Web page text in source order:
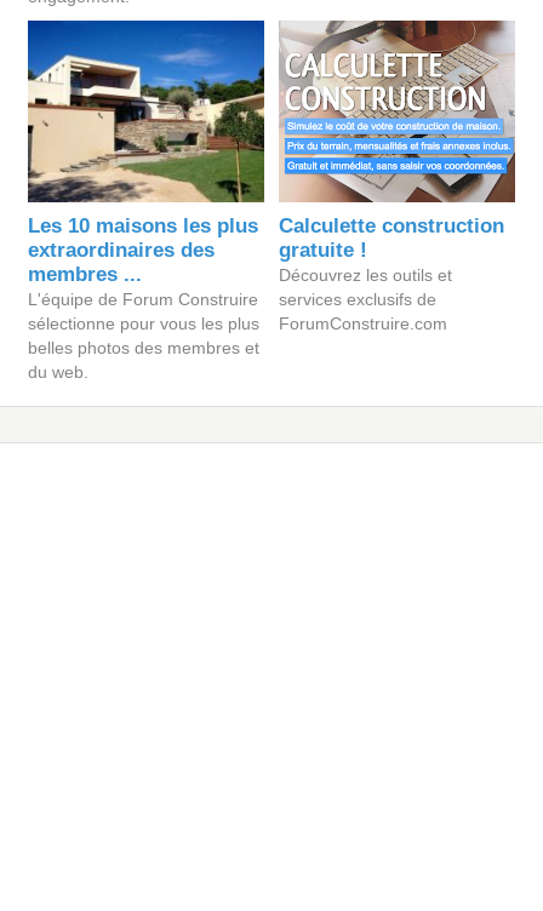
Les 10 maisons les plus
extraordinaires des
membres ...
L'équipe de Forum Construire
sélectionne pour vous les plus
belles photos des membres et
du web.
Calculette construction
gratuite !
Découvrez les outils et
services exclusifs de
ForumConstruire.com